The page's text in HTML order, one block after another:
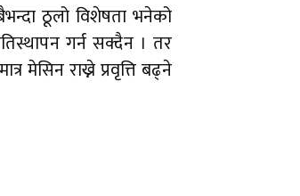
ठूलो विशेषता भनेको
गर्न सक्दैन । तर
मेसिन राख्ने प्रवृत्ति बढ्ने